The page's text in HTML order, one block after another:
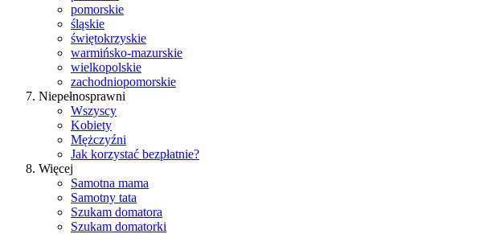
pomorskie
śląskie
świętokrzyskie
warmińsko-mazurskie
wielkopolskie
zachodniopomorskie
Niepełnosprawni
Wszyscy
Kobiety
Mężczyźni
Jak korzystać bezpłatnie?
Więcej
Samotna mama
Samotny tata
Szukam domatora
Szukam domatorki